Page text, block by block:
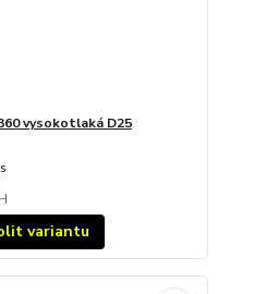
vysokotlaká D25
variantu